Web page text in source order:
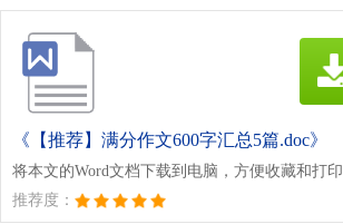
《【推荐】满分作文600字汇总5篇.doc》
将本文的Word文档下载到电脑，方便收藏和打印
推荐度：